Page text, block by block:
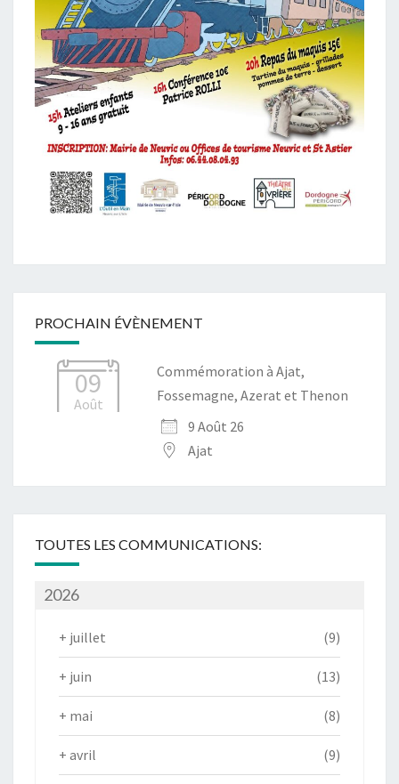
PROCHAIN ÉVÈNEMENT
09
Août
Commémoration à Ajat,
Fossemagne, Azerat et Thenon
9 Août 26
Ajat
TOUTES LES COMMUNICATIONS:
2026
+ juillet (9)
+ juin (13)
+ mai (8)
+ avril (9)